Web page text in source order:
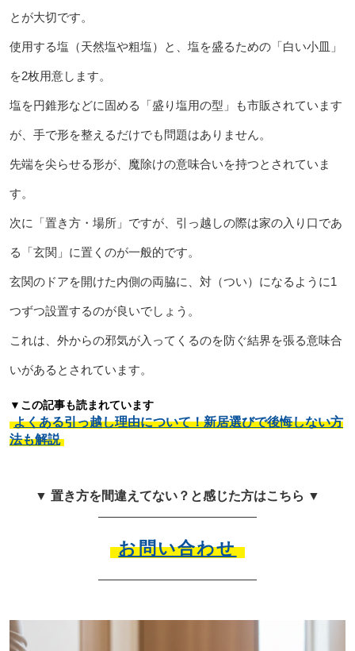
とが大切です。
使用する塩（天然塩や粗塩）と、塩を盛るための「白い小皿」
を2枚用意します。
塩を円錐形などに固める「盛り塩用の型」も市販されています
が、手で形を整えるだけでも問題はありません。
先端を尖らせる形が、魔除けの意味合いを持つとされていま
す。
次に「置き方・場所」ですが、引っ越しの際は家の入り口であ
る「玄関」に置くのが一般的です。
玄関のドアを開けた内側の両脇に、対（つい）になるように1
つずつ設置するのが良いでしょう。
これは、外からの邪気が入ってくるのを防ぐ結界を張る意味合
いがあるとされています。
▼この記事も読まれています
よくある引っ越し理由について！新居選びで後悔しない方
法も解説
▼ 置き方を間違えてない？と感じた方はこちら ▼
お問い合わせ